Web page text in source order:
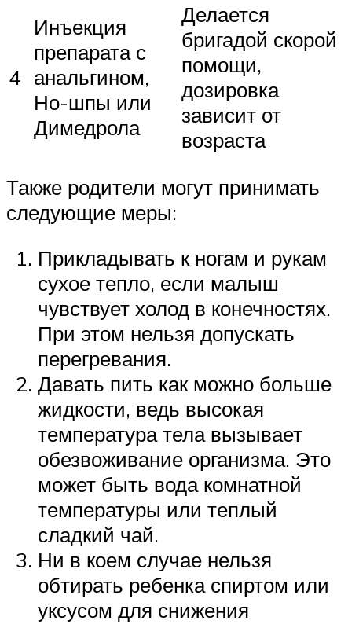
4
Инъекция
препарата с
анальгином,
Но-шпы или
Димедрола
Делается
бригадой скорой
помощи,
дозировка
зависит от
возраста
Также родители могут принимать
следующие меры:
Прикладывать к ногам и рукам
сухое тепло, если малыш
чувствует холод в конечностях.
При этом нельзя допускать
перегревания.
Давать пить как можно больше
жидкости, ведь высокая
температура тела вызывает
обезвоживание организма. Это
может быть вода комнатной
температуры или теплый
сладкий чай.
Ни в коем случае нельзя
обтирать ребенка спиртом или
уксусом для снижения